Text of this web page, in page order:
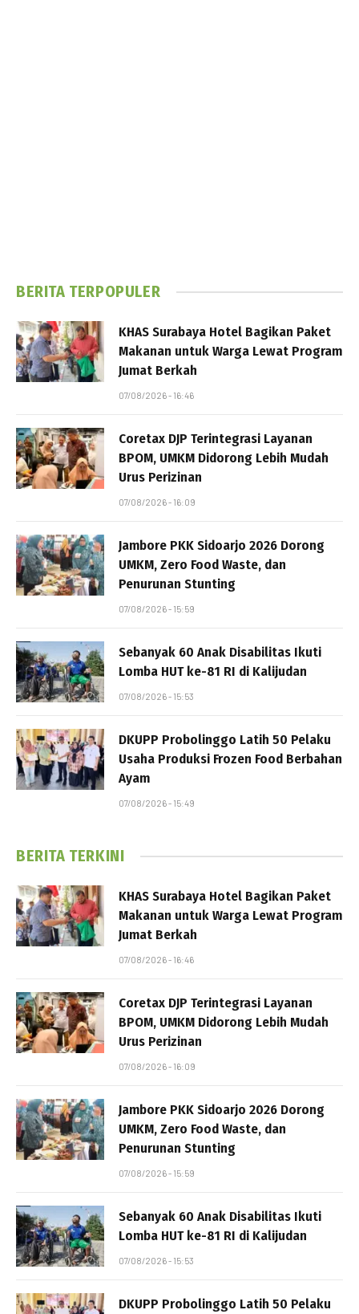
BERITA TERPOPULER
KHAS Surabaya Hotel Bagikan Paket
Makanan untuk Warga Lewat Program
Jumat Berkah
07/08/2026 - 16:46
Coretax DJP Terintegrasi Layanan
BPOM, UMKM Didorong Lebih Mudah
Urus Perizinan
07/08/2026 - 16:09
Jambore PKK Sidoarjo 2026 Dorong
UMKM, Zero Food Waste, dan
Penurunan Stunting
07/08/2026 - 15:59
Sebanyak 60 Anak Disabilitas Ikuti
Lomba HUT ke-81 RI di Kalijudan
07/08/2026 - 15:53
DKUPP Probolinggo Latih 50 Pelaku
Usaha Produksi Frozen Food Berbahan
Ayam
07/08/2026 - 15:49
BERITA TERKINI
KHAS Surabaya Hotel Bagikan Paket
Makanan untuk Warga Lewat Program
Jumat Berkah
07/08/2026 - 16:46
Coretax DJP Terintegrasi Layanan
BPOM, UMKM Didorong Lebih Mudah
Urus Perizinan
07/08/2026 - 16:09
Jambore PKK Sidoarjo 2026 Dorong
UMKM, Zero Food Waste, dan
Penurunan Stunting
07/08/2026 - 15:59
Sebanyak 60 Anak Disabilitas Ikuti
Lomba HUT ke-81 RI di Kalijudan
07/08/2026 - 15:53
DKUPP Probolinggo Latih 50 Pelaku